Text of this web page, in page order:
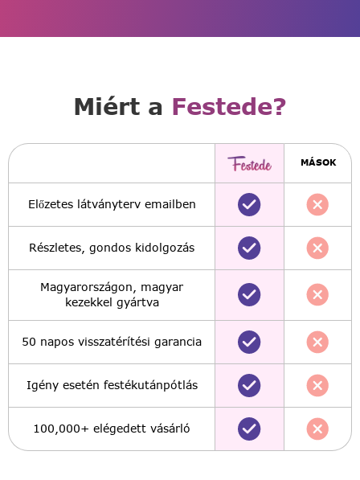
Miért a Festede?
MÁSOK
Előzetes látványterv emailben
Részletes, gondos kidolgozás
Magyarországon, magyar
kezekkel gyártva
50 napos visszatérítési garancia
Igény esetén festékutánpótlás
100,000+ elégedett vásárló